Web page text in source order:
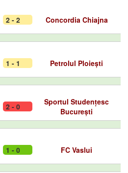
2 - 2 Concordia Chiajna
1 - 1 Petrolul Ploiești
2 - 0
Sportul Studențesc
București
1 - 0 FC Vaslui